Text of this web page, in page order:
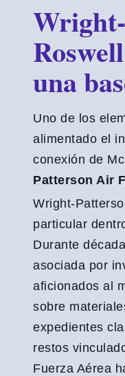
una
Uno de los
alimentado el
conexión de
Patterson Air
Wright-
particular
Durante
asociada por
aficionados al
sobre
expedientes
restos
Fuerza Aérea